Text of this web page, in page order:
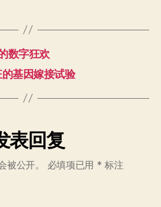
数字狂欢
基因嫁接试验
表回复
被公开。 必填项已用 * 标注